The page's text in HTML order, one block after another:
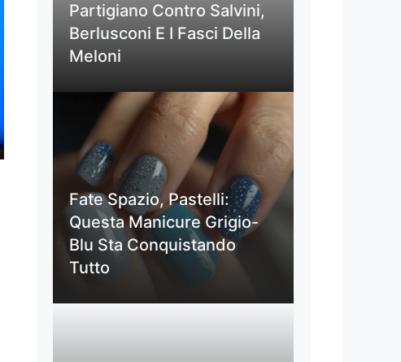
Partigiano Contro Salvini,
Berlusconi E I Fasci Della
Meloni
Fate Spazio, Pastelli:
Questa Manicure Grigio-
Blu Sta Conquistando
Tutto